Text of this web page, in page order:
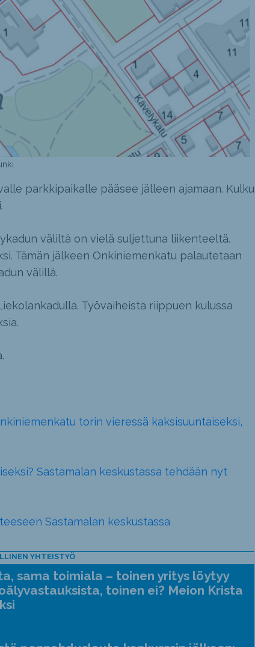
parkkipaikalle pääsee jälleen ajamaan. Kulku
väliltä on vielä suljettuna liikenteeltä.
Tämän jälkeen Onkiniemenkatu palautetaan
välillä.
Työvaiheista riippuen kulussa
torin vieressä kaksisuuntaiseksi,
Sastamalan keskustassa tehdään nyt
Sastamalan keskustassa
YHTEISTYÖ
sama toimiala – toinen yritys löytyy
toinen ei? Meion Krista